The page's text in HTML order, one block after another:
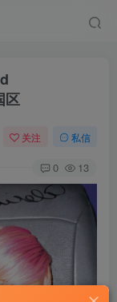
区
关注 私信
0 13